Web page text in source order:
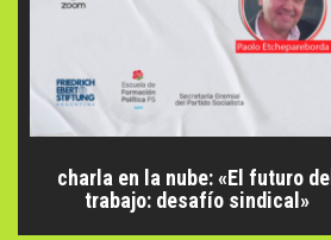
charla en la nube: «El futuro del
trabajo: desafío sindical»